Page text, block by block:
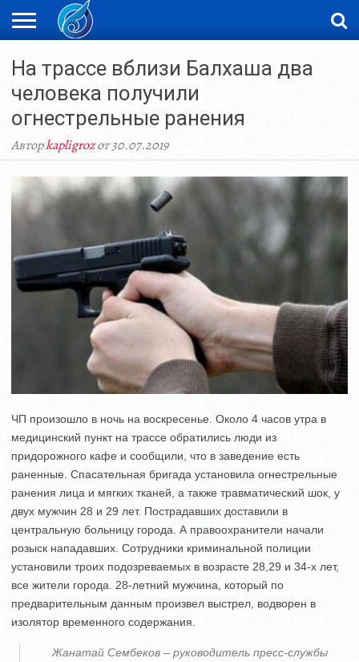
НОВОСТИ
ВИДЕО
ФОТОРЕПОРТАЖИ
ОРКЕН
LIVETV
На трассе вблизи Балхаша два
человека получили
огнестрельные ранения
Авторkapligrozот 30.07.2019
ЧП произошло в ночь на воскресенье. Около 4 часов утра в
медицинский пункт на трассе обратились люди из
придорожного кафе и сообщили, что в заведение есть
раненные. Спасательная бригада установила огнестрельные
ранения лица и мягких тканей, а также травматический шок, у
двух мужчин 28 и 29 лет. Пострадавших доставили в
центральную больницу города. А правоохранители начали
розыск нападавших. Сотрудники криминальной полиции
установили троих подозреваемых в возрасте 28,29 и 34-х лет,
все жители города. 28-летний мужчина, который по
предварительным данным произвел выстрел, водворен в
изолятор временного содержания.
Жанатай Сембеков – руководитель пресс-службы